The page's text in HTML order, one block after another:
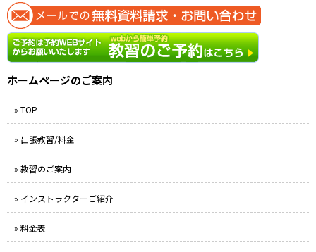
ホームページのご案内
» TOP
» 出張教習/料金
» 教習のご案内
» インストラクターご紹介
» 料金表